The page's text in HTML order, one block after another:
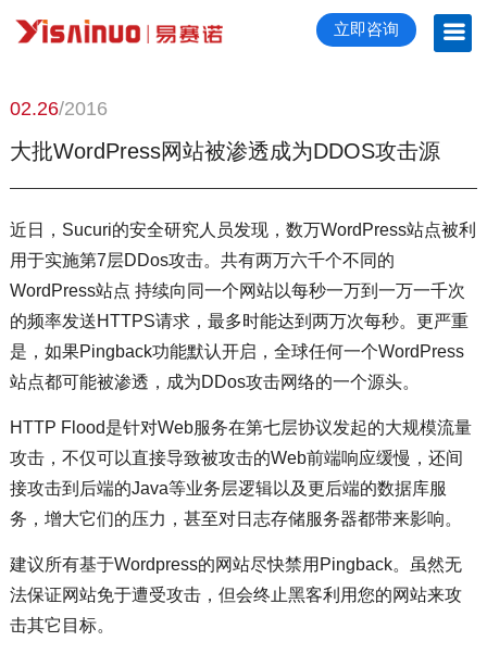
立即咨询
02.26/2016
大批WordPress网站被渗透成为DDOS攻击源
近日，Sucuri的安全研究人员发现，数万WordPress站点被利
用于实施第7层DDos攻击。共有两万六千个不同的
WordPress站点 持续向同一个网站以每秒一万到一万一千次
的频率发送HTTPS请求，最多时能达到两万次每秒。更严重
是，如果Pingback功能默认开启，全球任何一个WordPress
站点都可能被渗透，成为DDos攻击网络的一个源头。
HTTP Flood是针对Web服务在第七层协议发起的大规模流量
攻击，不仅可以直接导致被攻击的Web前端响应缓慢，还间
接攻击到后端的Java等业务层逻辑以及更后端的数据库服
务，增大它们的压力，甚至对日志存储服务器都带来影响。
建议所有基于Wordpress的网站尽快禁用Pingback。虽然无
法保证网站免于遭受攻击，但会终止黑客利用您的网站来攻
击其它目标。